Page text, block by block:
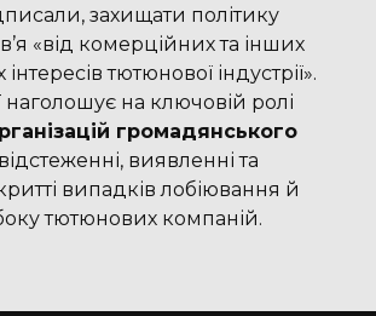
захищати політику
«від комерційних та інших
тютюнової індустрії».
наголошує на ключовій ролі
громадянського
виявленні та
випадків лобіювання й
тютюнових компаній.